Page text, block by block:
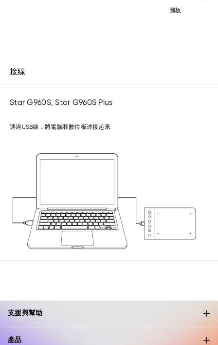
圖板
接線
Star G960S, Star G960S Plus
通過USB線，將電腦和數位板連接起來
支援與幫助
產品